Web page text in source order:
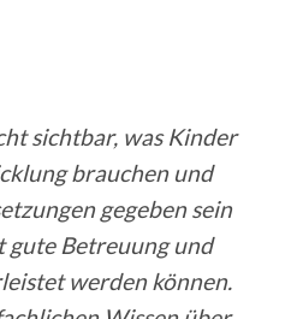
sichtbar, was Kinder
brauchen und
gegeben sein
gute Betreuung und
werden können.